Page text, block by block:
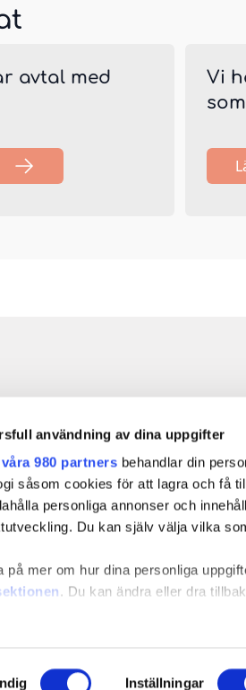
användning av dina uppgifter
våra 980 partners behandlar din
såsom cookies för att lagra och få
personliga annonser och
Du kan själv välja vilka
på mer om hur dina personliga
. Du kan ändra eller dra
från din enhet till de
Inställningar
avtal med
Vi